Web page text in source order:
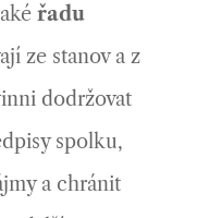
řadu
ze stanov a z
dodržovat
spolku,
a chránit